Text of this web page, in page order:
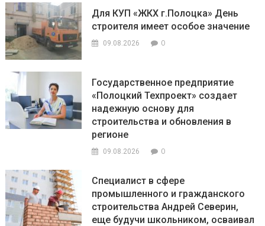
Для КУП «ЖКХ г.Полоцка» День
строителя имеет особое значение
09.08.2026 0
Государственное предприятие
«Полоцкий Техпроект» создает
надежную основу для
строительства и обновления в
регионе
09.08.2026 0
Специалист в сфере
промышленного и гражданского
строительства Андрей Северин,
еще будучи школьником, осваивал